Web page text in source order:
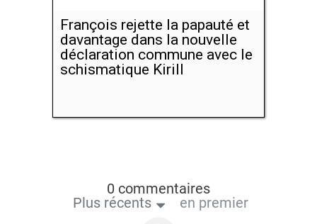
François rejette la papauté et
davantage dans la nouvelle
déclaration commune avec le
schismatique Kirill
0 commentaires
Plus récents
en premier